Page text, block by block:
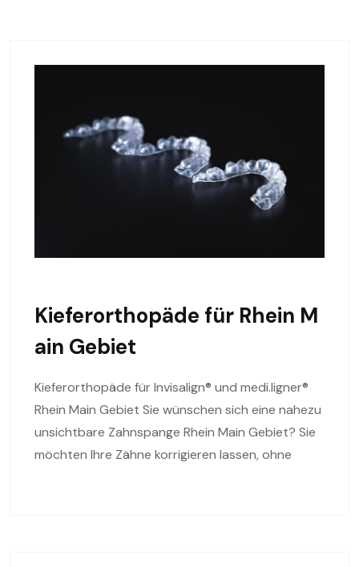
Kieferorthopäde für Rhein M
ain Gebiet
Kieferorthopäde für Invisalign® und medi.ligner®
Rhein Main Gebiet Sie wünschen sich eine nahezu
unsichtbare Zahnspange Rhein Main Gebiet? Sie
möchten Ihre Zähne korrigieren lassen, ohne